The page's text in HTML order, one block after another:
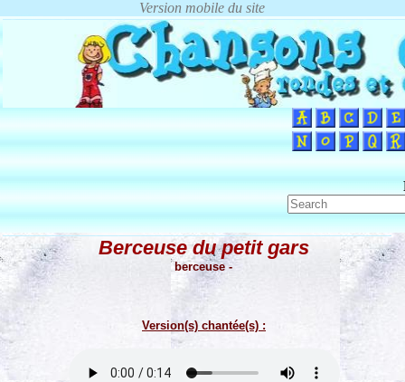
Berceuse du petit gars
berceuse -
Version(s) chantée(s) :